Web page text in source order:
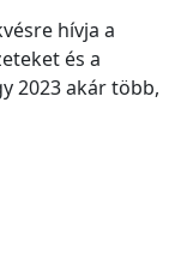
hívja a
és a
2023 akár több,